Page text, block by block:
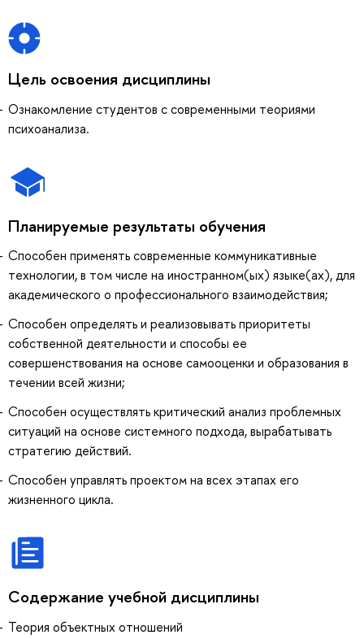
Цель освоения дисциплины
Ознакомление студентов с современными теориями
психоанализа.
Планируемые результаты обучения
Способен применять современные коммуникативные
технологии, в том числе на иностранном(ых) языке(ах), для
академического о профессионального взаимодействия;
Способен определять и реализовывать приоритеты
собственной деятельности и способы ее
совершенствования на основе самооценки и образования в
течении всей жизни;
Способен осуществлять критический анализ проблемных
ситуаций на основе системного подхода, вырабатывать
стратегию действий.
Способен управлять проектом на всех этапах его
жизненного цикла.
Содержание учебной дисциплины
Теория объектных отношений